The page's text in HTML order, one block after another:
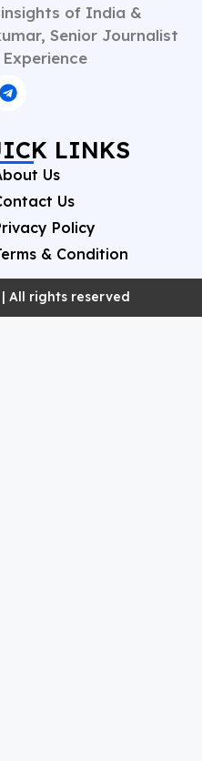
of India &
Senior Journalist
LINKS
Us
Us
Policy
& Condition
| All rights reserved